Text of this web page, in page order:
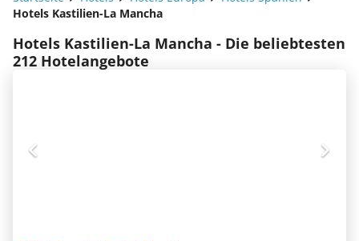
Hotels Kastilien-La Mancha
Hotels Kastilien-La Mancha - Die beliebtesten
212 Hotelangebote